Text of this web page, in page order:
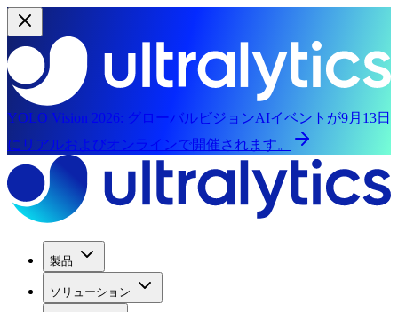
YOLO Vision 2026: グローバルビジョンAIイベントが9月13日
にリアルおよびオンラインで開催されます。
製品
ソリューション